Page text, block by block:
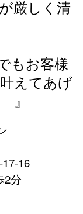
厳しく清
もお客様
えてあげ
』
16
分